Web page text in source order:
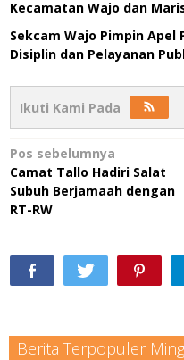
Kecamatan Wajo dan
Sekcam Wajo Pimpin
Disiplin dan Pelayanan
Ikuti Kami Pada
Navigasi
pos
Pos sebelumnya
Camat Tallo Hadiri Salat
Subuh Berjamaah dengan
RT-RW
Berita Terpopuler